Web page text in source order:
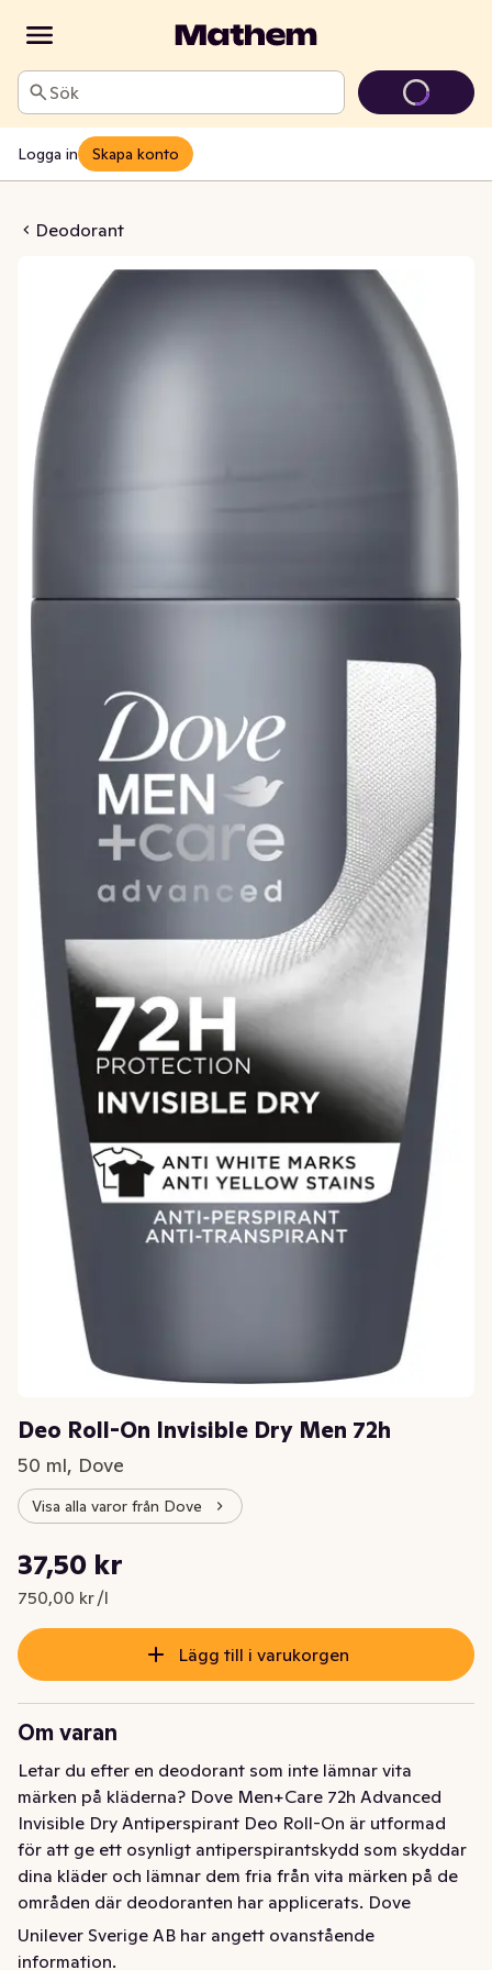
Sök
Logga in Skapa konto
Deodorant
Dry Men 72h
Deo Roll-On Invisible Dry Men 72h
50 ml, Dove
Visa alla varor från Dove
Nuvarande pris är: 37,50 kr
37,50 kr
750,00 kr /l
Styckpris: 750,00 kr /l
Lägg till i varukorgen
Om varan
Letar du efter en deodorant som inte lämnar vita
märken på kläderna? Dove Men+Care 72h Advanced
Invisible Dry Antiperspirant Deo Roll-On är utformad
för att ge ett osynligt antiperspirantskydd som skyddar
dina kläder och lämnar dem fria från vita märken på de
områden där deodoranten har applicerats. Dove
Men+Care Invisible Dry har en frisk maskulin doft och
ger upp till 72 timmars skydd mot svett och dålig lukt, så
Unilever Sverige AB har angett ovanstående
information.